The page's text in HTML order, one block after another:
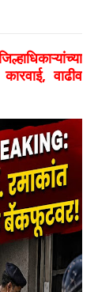
वाढीव